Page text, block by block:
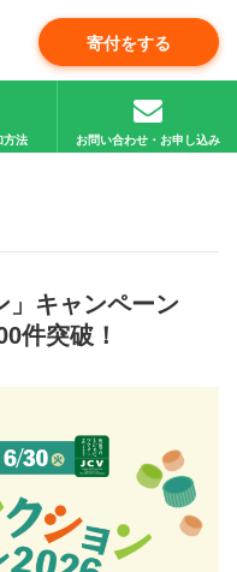
寄付をする
方法 お問い合わせ・お申し込み
」キャンペーン
件突破！